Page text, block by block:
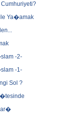
Ya�amak
-2-
-1-
Sol ?
�tesinde